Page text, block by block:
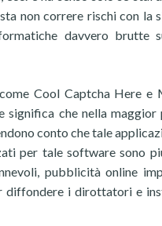
non correre rischi con la
davvero brutte
Cool Captcha Here e
che nella maggior
conto che tale
per tale software sono
pubblicità online
diffondere i dirottatori e